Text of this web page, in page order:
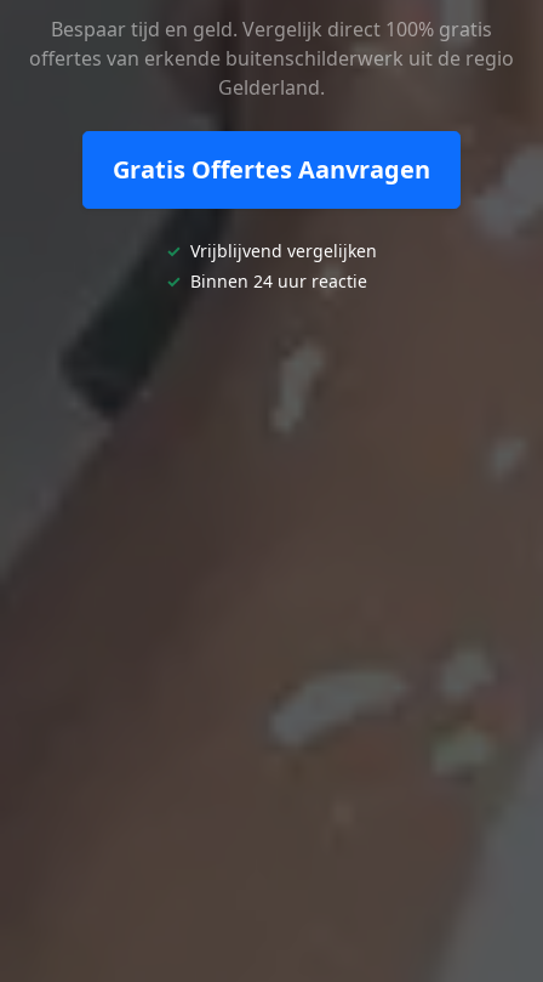
Bespaar tijd en geld. Vergelijk direct 100% gratis
offertes van erkende buitenschilderwerk uit de regio
Gelderland.
Gratis Offertes Aanvragen
✓ Vrijblijvend vergelijken
✓ Binnen 24 uur reactie